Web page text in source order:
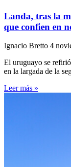
Landa, tras la
que confien en
Ignacio Bretto 4
El uruguayo se
en la largada de la
Leer más »